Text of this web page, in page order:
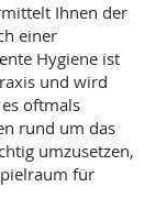
Ihnen der
einer
Hygiene ist
und wird
oftmals
rund um das
umzusetzen,
für